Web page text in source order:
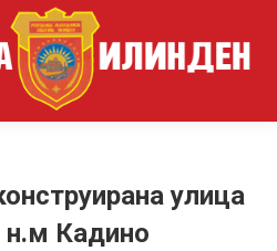
улица
н.м Кадино